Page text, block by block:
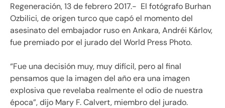
Regeneración, 13 de febrero 2017.- El fotógrafo Burhan
Ozbilici, de origen turco que capó el momento del
asesinato del embajador ruso en Ankara, Andréi Kárlov,
fue premiado por el jurado del World Press Photo.
“Fue una decisión muy, muy difícil, pero al final
pensamos que la imagen del año era una imagen
explosiva que revelaba realmente el odio de nuestra
época”, dijo Mary F. Calvert, miembro del jurado.